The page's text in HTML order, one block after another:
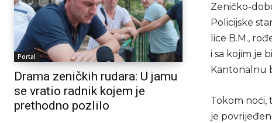
Portal
Drama zeničkih rudara: U jamu
se vratio radnik kojem je
prethodno pozlilo
Zeničko-
Policijske
lice B.M.,
i sa kojim je
Kantonalnu
Tokom noći,
je